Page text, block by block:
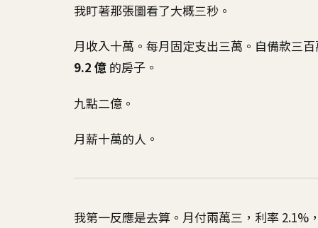
我盯著那張圖看了大概三秒。
月收入十萬。每月固定支出三萬。自備款三
9.2 億 的房子。
九點二億。
月薪十萬的人。
我第一反應是去算。月付兩萬三，利率